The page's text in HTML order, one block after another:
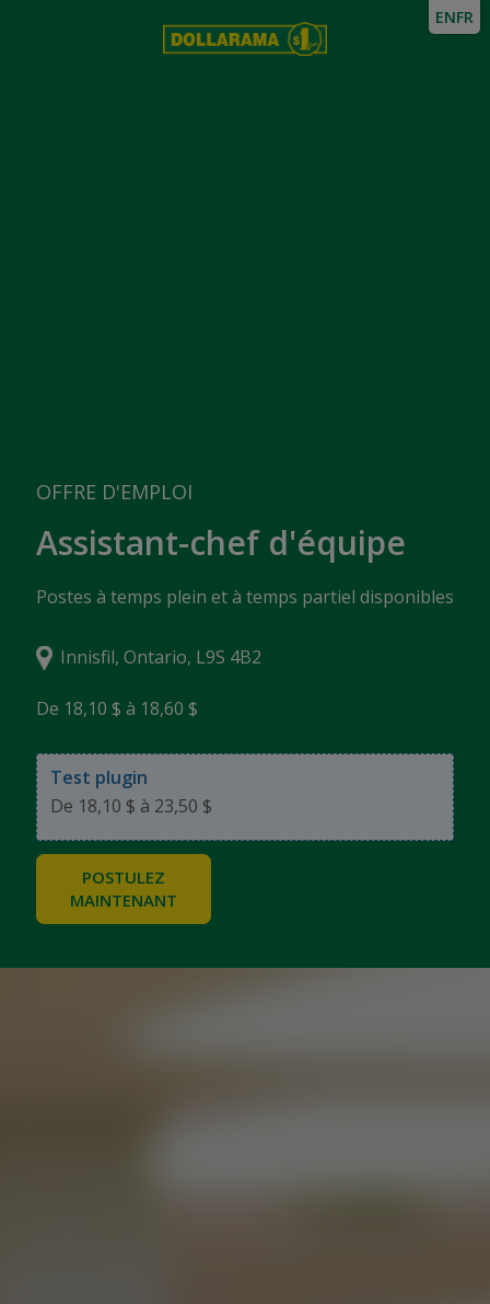
OFFRE D'EMPLOI
Assistant-chef d'équipe
Postes à temps plein et à temps partiel disponibles
Innisfil, Ontario, L9S 4B2
De 18,10 $ à 18,60 $
Test plugin
De 18,10 $ à 23,50 $
POSTULEZ
MAINTENANT
ENFR